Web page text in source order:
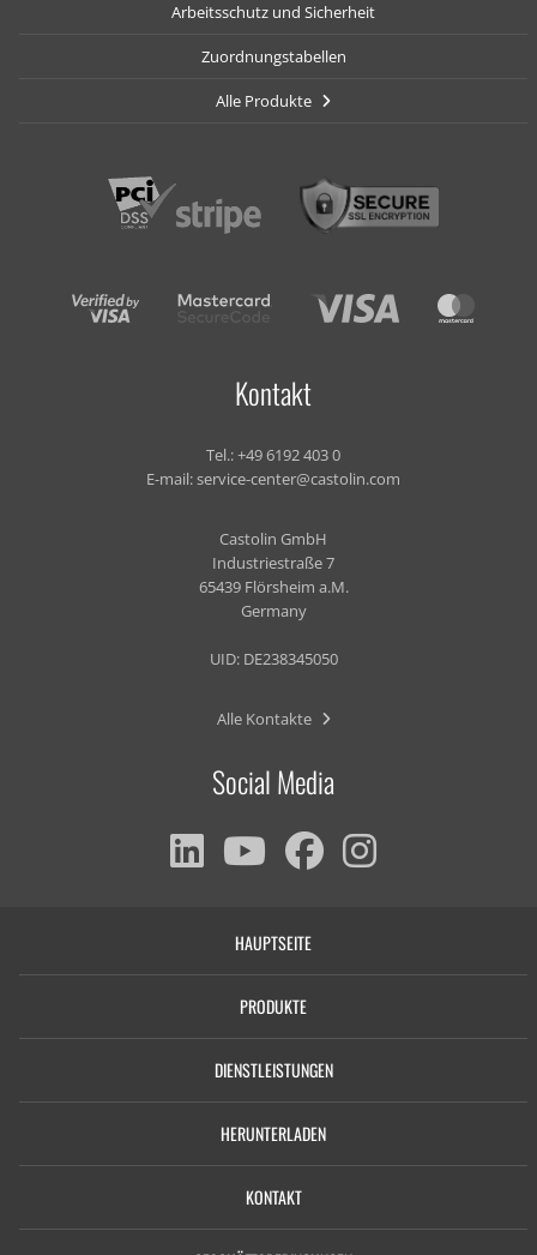
Arbeitsschutz und Sicherheit
Zuordnungstabellen
Alle Produkte
Kontakt
Tel.:+49 6192 403 0
E-mail:service-center@castolin.com
Castolin GmbH
Industriestraße 7
65439 Flörsheim a.M.
Germany
UID: DE238345050
Alle Kontakte
Social Media
HAUPTSEITE
PRODUKTE
DIENSTLEISTUNGEN
HERUNTERLADEN
KONTAKT